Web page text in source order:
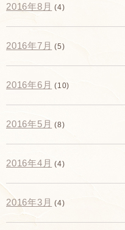
2016年8月 (4)
2016年7月 (5)
2016年6月 (10)
2016年5月 (8)
2016年4月 (4)
2016年3月 (4)